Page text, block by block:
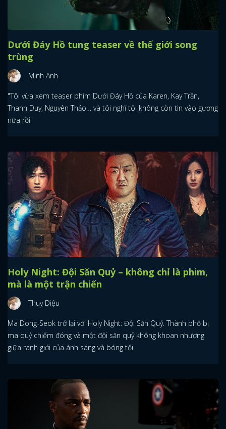
Dưới Đáy Hồ tung teaser về thế giới song
trùng
Minh Anh
"Tôi vừa xem teaser phim Dưới Đáy Hồ của Karen, Kay Trần,
Thanh Duy, Nguyên Thảo… và tôi nghĩ tôi không còn tin vào gương
nữa rồi"
Holy Night: Đội Săn Quỷ – không chỉ là phim,
mà là một trận chiến
Thuỵ Diệu
Ma Dong-Seok trở lại với Holy Night: Đội Săn Quỷ. Thành phố bị
ma quỷ chiếm đóng và một đội săn quỷ không khoan nhượng
giữa ranh giới của ánh sáng và bóng tối